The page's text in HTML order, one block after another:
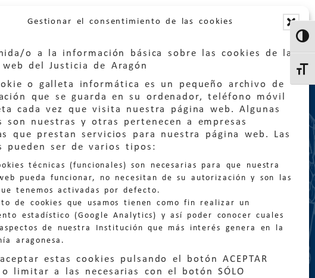
Gestionar el consentimiento de las cookies
o a la información básica sobre las cookies de la
web del Justicia de Aragón
o galleta informática es un pequeño archivo de
que se guarda en su ordenador, teléfono móvil
cada vez que visita nuestra página web. Algunas
son nuestras y otras pertenecen a empresas
que prestan servicios para nuestra página web. Las
pueden ser de varios tipos:
técnicas (funcionales) son necesarias para que nuestra
pueda funcionar, no necesitan de su autorización y son las
tenemos activadas por defecto.
de cookies que usamos tienen como fin realizar un
estadístico (Google Analytics) y así poder conocer cuales
de nuestra Institución que más interés genera en la
aragonesa.
estas cookies pulsando el botón ACEPTAR
o limitar a las necesarias con el botón SÓLO
Quejas:quejas@eljusticiadearagon.es
Información general:
Teléfonos: 900 210 210/ 976 399 354